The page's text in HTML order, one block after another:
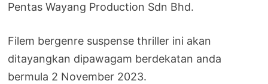
Pentas Wayang Production Sdn Bhd.
Filem bergenre suspense thriller ini akan
ditayangkan dipawagam berdekatan anda
bermula 2 November 2023.